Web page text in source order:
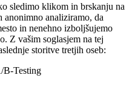
sledimo klikom in brskanju na
anonimno analiziramo, da
in nenehno izboljšujemo
Z vašim soglasjem na tej
storitve tretjih oseb:
B-Testing